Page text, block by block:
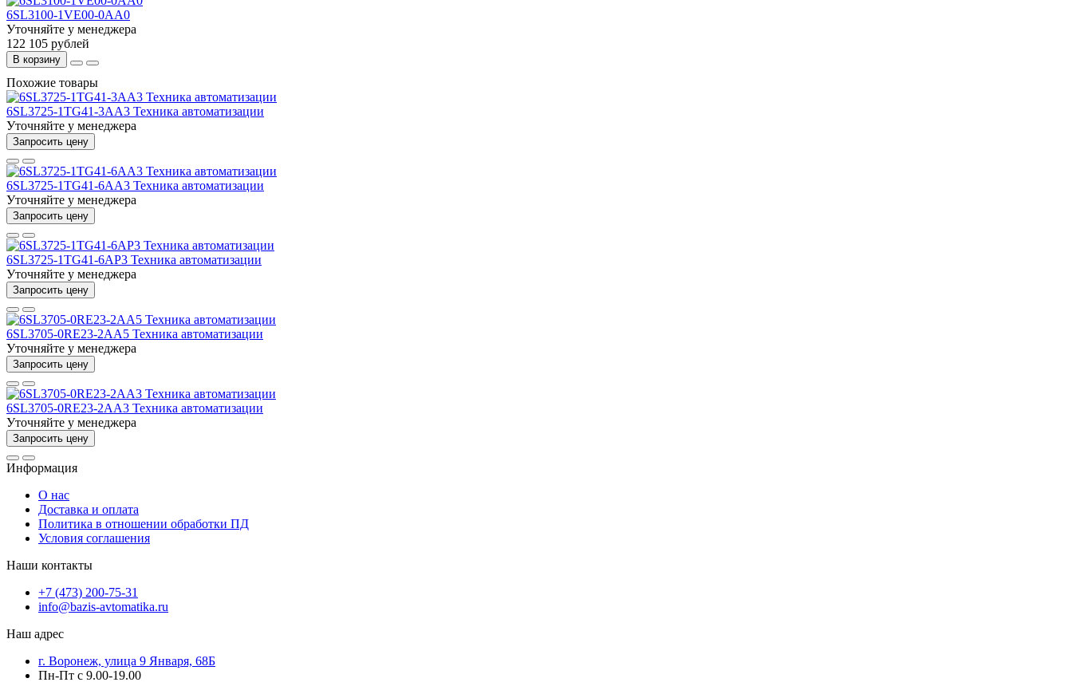
6SL3100-1VE00-0AA0
Уточняйте у менеджера
122 105 рублей
В корзину
Похожие товары
6SL3725-1TG41-3AA3 Техника автоматизации
Уточняйте у менеджера
Запросить цену
6SL3725-1TG41-6AA3 Техника автоматизации
Уточняйте у менеджера
Запросить цену
6SL3725-1TG41-6AP3 Техника автоматизации
Уточняйте у менеджера
Запросить цену
6SL3705-0RE23-2AA5 Техника автоматизации
Уточняйте у менеджера
Запросить цену
6SL3705-0RE23-2AA3 Техника автоматизации
Уточняйте у менеджера
Запросить цену
Информация
О нас
Доставка и оплата
Политика в отношении обработки ПД
Условия соглашения
Наши контакты
+7 (473) 200-75-31
info@bazis-avtomatika.ru
Наш адрес
г. Воронеж, улица 9 Января, 68Б
Пн-Пт с 9.00-19.00